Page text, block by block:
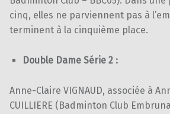
cinq, elles ne parviennent pas à
terminent à la cinquième place.
Double Dame Série 2 :
Anne-Claire VIGNAUD, associée à
CUILLIERE (Badminton Club